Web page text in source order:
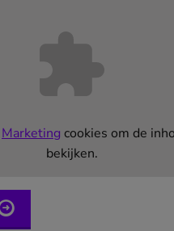
Marketing cookies om de
bekijken.